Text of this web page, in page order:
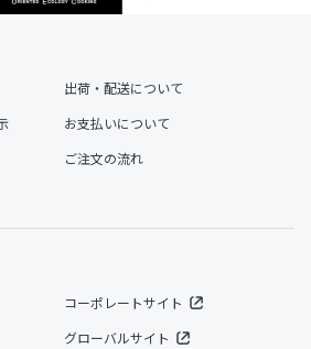
出荷・配送について
お支払いについて
ご注文の流れ
コーポレートサイト
グローバルサイト